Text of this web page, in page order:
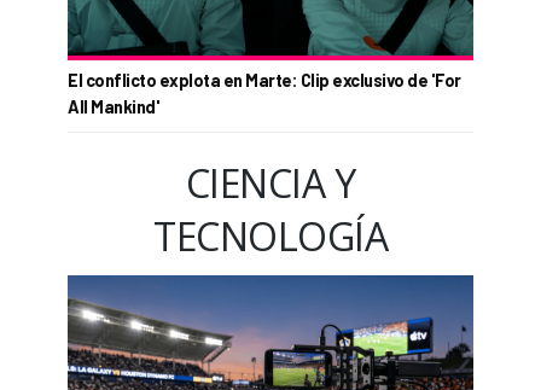
El conflicto explota en Marte: Clip exclusivo de 'For
All Mankind'
CIENCIA Y
TECNOLOGÍA